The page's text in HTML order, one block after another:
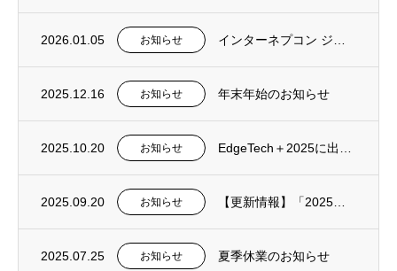
2026.01.05 お知らせ
2025.12.16 お知らせ 年末年始のお知らせ
2025.10.20 お知らせ
2025.09.20 お知らせ
2025.07.25 お知らせ 夏季休業のお知らせ